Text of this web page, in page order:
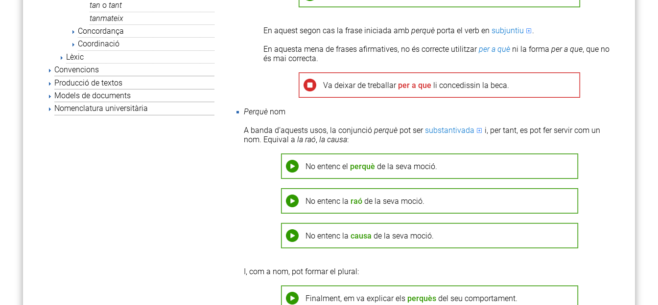
tan o tant
tanmateix
Concordança
Coordinació
Lèxic
Convencions
Producció de textos
Models de documents
Nomenclatura universitària
En aquest segon cas la frase iniciada amb perquè porta el verb en subjuntiu
.
En aquesta mena de frases afirmatives, no és correcte utilitzarper a què ni la forma per a que, que no
és mai correcta.
Va deixar de treballar per a que li concedissin la beca.
Perquè nom
A banda d’aquests usos, la conjunció perquè pot ser substantivada
i, per tant, es pot fer servir com un
nom. Equival a la raó, la causa:
No entenc el perquè de la seva moció.
No entenc la raóde la seva moció.
No entenc la causa de la seva moció.
I, com a nom, pot formar el plural:
Finalment, em va explicar els perquèsdel seu comportament.